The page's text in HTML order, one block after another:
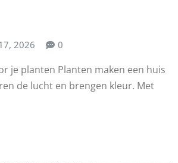
2026 0
je planten Planten maken een huis
de lucht en brengen kleur. Met